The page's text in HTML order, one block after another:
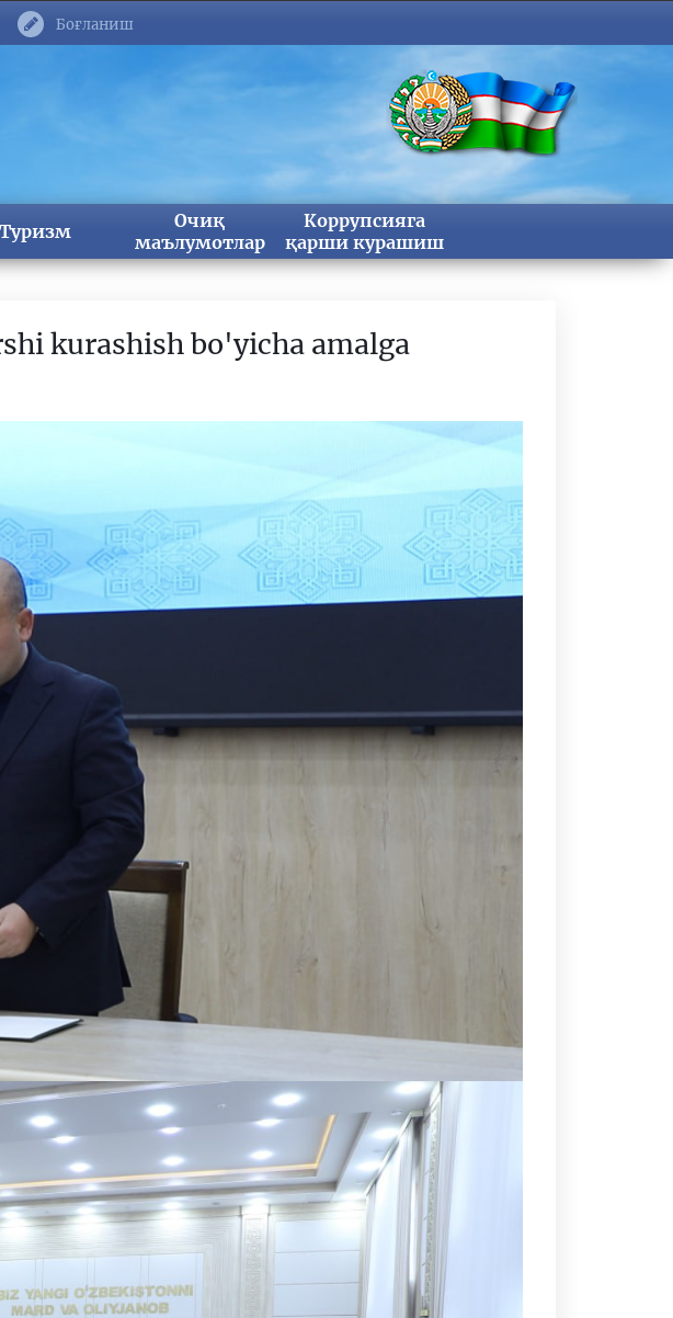
Боғланиш
Туризм
Очиқ
маълумотлар
Коррупсияга
қарши курашиш
kurashish bo'yicha amalga